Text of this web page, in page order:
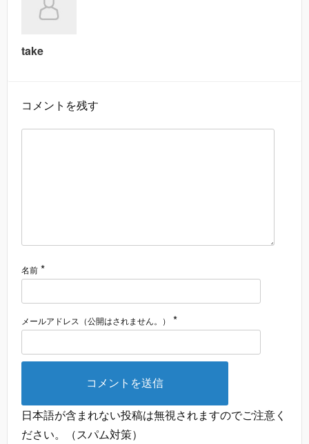
take
コメントを残す
名前 *
メールアドレス（公開はされません。） *
日本語が含まれない投稿は無視されますのでご注意く
ださい。（スパム対策）